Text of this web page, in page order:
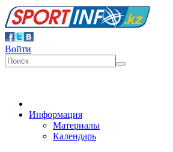
Войти
Информация
Материалы
Календарь